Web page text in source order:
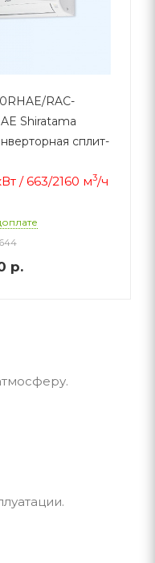
RAC-
Shiratama
сплит-
/ 663/2160 м3/ч
р.